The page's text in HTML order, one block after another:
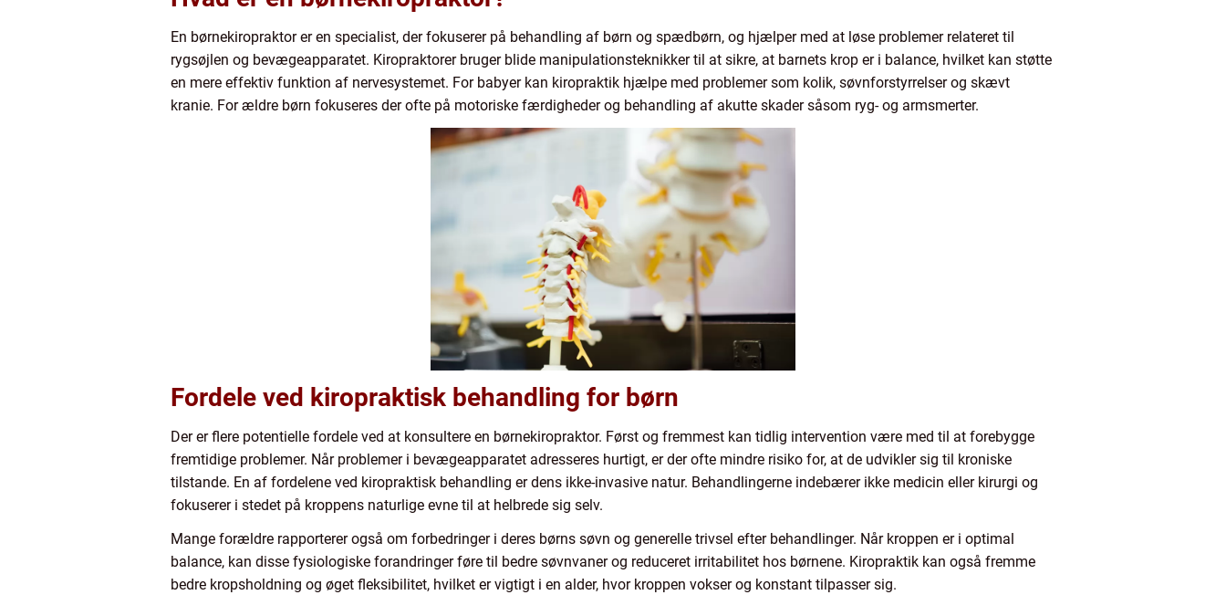
En børnekiropraktor er en specialist, der fokuserer på behandling af børn og spædbørn, og hjælper med at løse problemer relateret til
rygsøjlen og bevægeapparatet. Kiropraktorer bruger blide manipulationsteknikker til at sikre, at barnets krop er i balance, hvilket kan støtte
en mere effektiv funktion af nervesystemet. For babyer kan kiropraktik hjælpe med problemer som kolik, søvnforstyrrelser og skævt
kranie. For ældre børn fokuseres der ofte på motoriske færdigheder og behandling af akutte skader såsom ryg- og armsmerter.
Fordele ved kiropraktisk behandling for børn
Der er flere potentielle fordele ved at konsultere en børnekiropraktor. Først og fremmest kan tidlig intervention være med til at forebygge
fremtidige problemer. Når problemer i bevægeapparatet adresseres hurtigt, er der ofte mindre risiko for, at de udvikler sig til kroniske
tilstande. En af fordelene ved kiropraktisk behandling er dens ikke-invasive natur. Behandlingerne indebærer ikke medicin eller kirurgi og
fokuserer i stedet på kroppens naturlige evne til at helbrede sig selv.
Mange forældre rapporterer også om forbedringer i deres børns søvn og generelle trivsel efter behandlinger. Når kroppen er i optimal
balance, kan disse fysiologiske forandringer føre til bedre søvnvaner og reduceret irritabilitet hos børnene. Kiropraktik kan også fremme
bedre kropsholdning og øget fleksibilitet, hvilket er vigtigt i en alder, hvor kroppen vokser og konstant tilpasser sig.